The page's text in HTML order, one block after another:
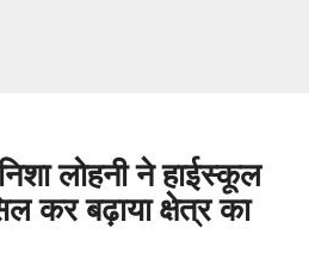
लोहनी ने हाईस्कूल
कर बढ़ाया क्षेत्र का